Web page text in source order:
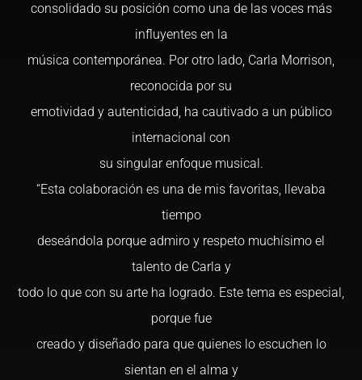
consolidado su posición como una de las voces más
influyentes en la
música contemporánea. Por otro lado, Carla Morrison,
reconocida por su
emotividad y autenticidad, ha cautivado a un público
internacional con
su singular enfoque musical.
“Esta colaboración es una de mis favoritas, llevaba
tiempo
deseándola porque admiro y respeto muchísimo el
talento de Carla y
todo lo que con su arte ha logrado. Este tema es especial,
porque fue
creado y diseñado para que quienes lo escuchen lo
sientan en el alma y